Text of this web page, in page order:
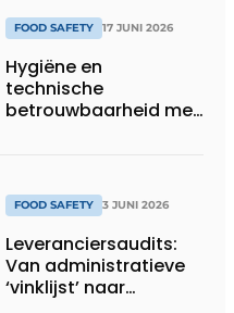
FOOD SAFETY 17 JUNI 2026
Hygiëne en
technische
betrouwbaarheid met
FOOD SAFETY 3 JUNI 2026
Leveranciersaudits:
Van administratieve
‘vinklijst’ naar